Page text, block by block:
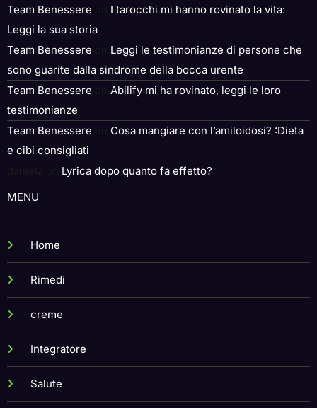
Team Benessere
I tarocchi mi hanno rovinato la vita:
Leggi la sua storia
Team Benessere
Leggi le testimonianze di persone che
sono guarite dalla sindrome della bocca urente
Team Benessere
Abilify mi ha rovinato, leggi le loro
testimonianze
Team Benessere
Cosa mangiare con l’amiloidosi? :Dieta
e cibi consigliati
Lyrica dopo quanto fa effetto?
MENU
Home
Rimedi
creme
Integratore
Salute